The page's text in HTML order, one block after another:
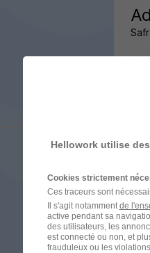
Hellowork utilise
Cookies strictement
Ces traceurs sont
Il s'agit notamment de
active pendant sa
des utilisateurs, les
est connecté ou non, et
frauduleux ou les